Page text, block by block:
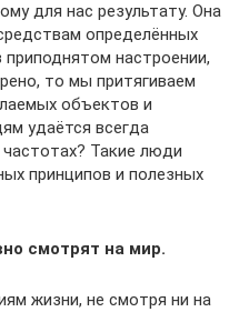
для нас результату. Она
определённых
настроении,
то мы притягиваем
объектов и
удаётся всегда
Такие люди
принципов и полезных
смотрят на мир.
жизни, не смотря ни на